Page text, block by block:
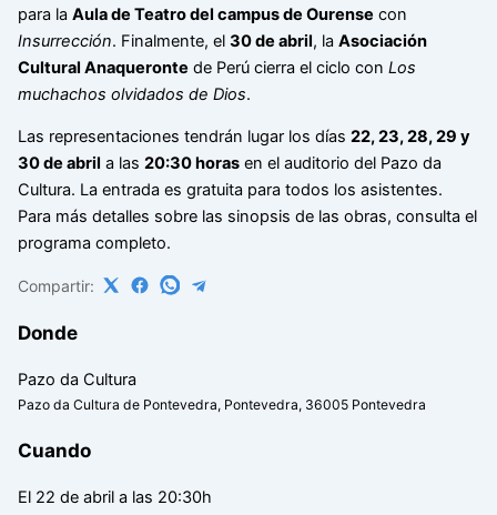
para la Aula de Teatro del campus de Ourense con
Insurrección. Finalmente, el 30 de abril, la Asociación
Cultural Anaqueronte de Perú cierra el ciclo con Los
muchachos olvidados de Dios.
Las representaciones tendrán lugar los días 22, 23, 28, 29 y
30 de abril a las 20:30 horasen el auditorio del Pazo da
Cultura. La entrada es gratuita para todos los asistentes.
Para más detalles sobre las sinopsis de las obras, consulta el
programa completo.
Compartir:
Donde
Pazo da Cultura
Pazo da Cultura de Pontevedra, Pontevedra, 36005 Pontevedra
Cuando
El 22 de abril a las 20:30h